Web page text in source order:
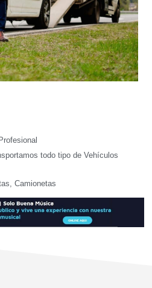
todo tipo de Vehículos
Camionetas